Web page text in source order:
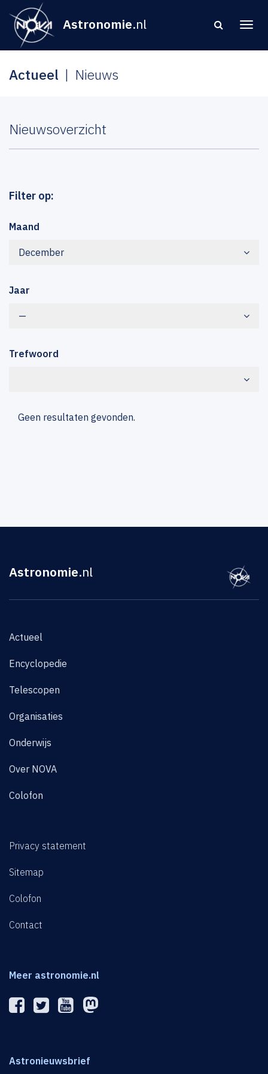
Astronomie.nl
Actueel Nieuws
Nieuwsoverzicht
Filter op:
Maand
December
Jaar
—
Trefwoord
Geen resultaten gevonden.
Astronomie.nl
Actueel
Encyclopedie
Telescopen
Organisaties
Onderwijs
Over NOVA
Colofon
Privacy statement
Sitemap
Colofon
Contact
Meer astronomie.nl
Astronieuwsbrief